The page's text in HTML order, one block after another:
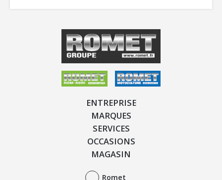
ENTREPRISE
MARQUES
SERVICES
OCCASIONS
MAGASIN
Romet